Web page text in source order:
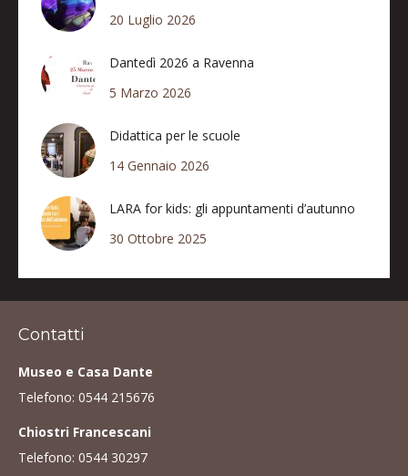
20 Luglio 2026
Dantedì 2026 a Ravenna
5 Marzo 2026
Didattica per le scuole
14 Gennaio 2026
LARA for kids: gli appuntamenti d’autunno
30 Ottobre 2025
Contatti
Museo e Casa Dante
Telefono: 0544 215676
Chiostri Francescani
Telefono: 0544 30297